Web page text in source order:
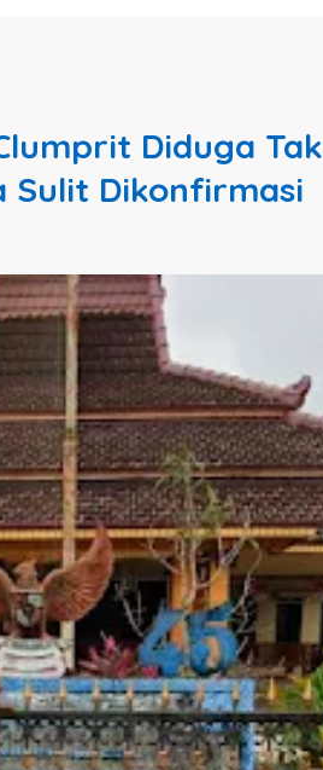
Diduga Tak
Sulit Dikonfirmasi